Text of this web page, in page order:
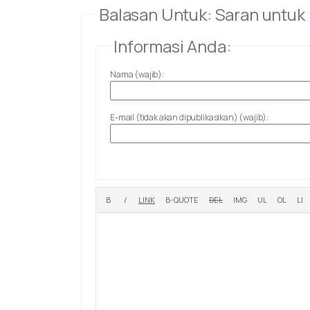
Balasan Untuk: Saran
Informasi Anda:
Nama (wajib):
E-mail (tidak akan dipublikasikan) (wajib):